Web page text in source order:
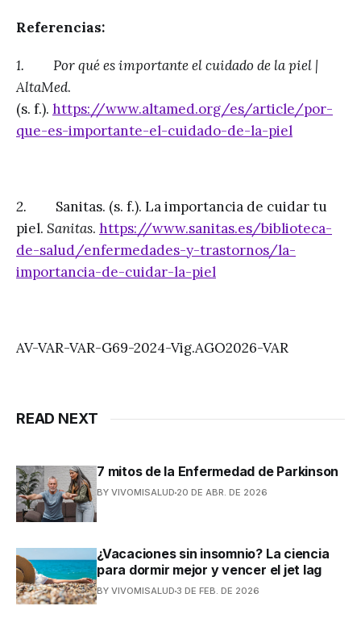
Referencias:
1. Por qué es importante el cuidado de la piel |
AltaMed.
(s. f.). https://www.altamed.org/es/article/por-
que-es-importante-el-cuidado-de-la-piel
2. Sanitas. (s. f.). La importancia de cuidar tu
piel. Sanitas. https://www.sanitas.es/biblioteca-
de-salud/enfermedades-y-trastornos/la-
importancia-de-cuidar-la-piel
AV-VAR-VAR-G69-2024-Vig.AGO2026-VAR
READ NEXT
7 mitos de la Enfermedad de Parkinson
BY VIVOMISALUD 20 DE ABR. DE 2026
¿Vacaciones sin insomnio? La ciencia
para dormir mejor y vencer el jet lag
BY VIVOMISALUD 3 DE FEB. DE 2026